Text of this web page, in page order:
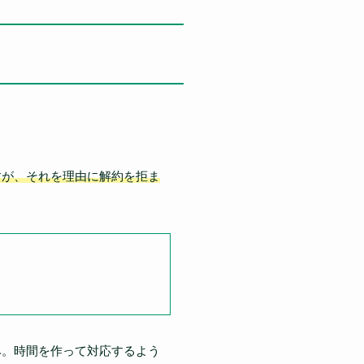
、それを理由に解約を拒ま
時間を作って対応するよう